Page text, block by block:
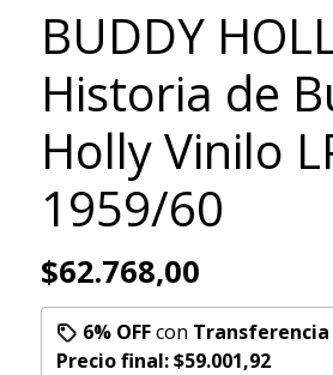
BUDDY
Historia de
Holly Vinilo
1959/60
$62.768,00
6% OFFcon Transferencia
Precio final:$59.001,92